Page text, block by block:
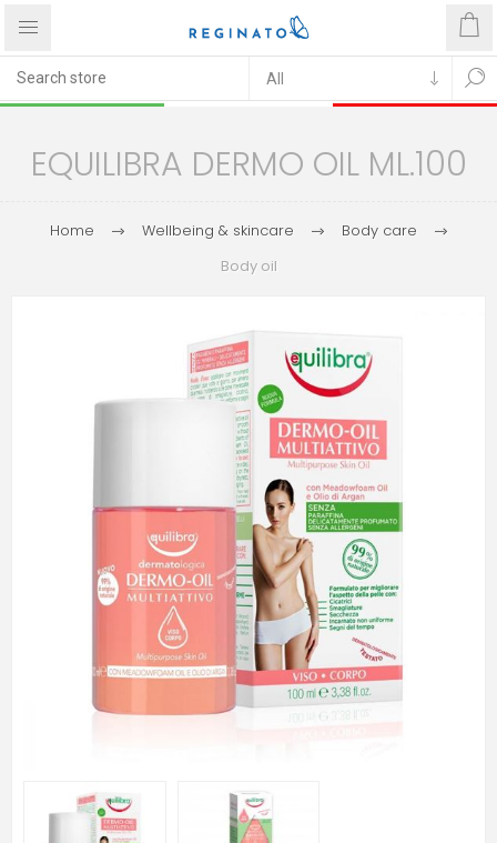
EQUILIBRA DERMO OIL ML.100
Home Wellbeing & skincare
Body care
Body oil